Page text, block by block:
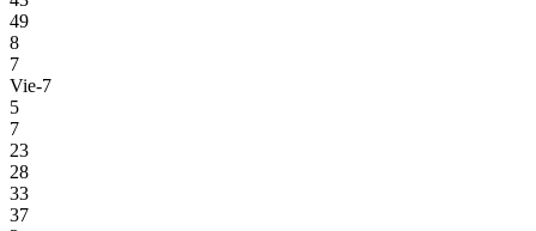
49
8
7
Vie-7
5
7
23
28
33
37